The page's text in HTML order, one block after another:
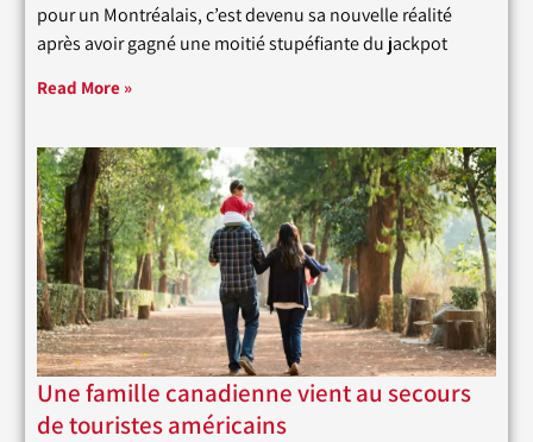
pour un Montréalais, c’est devenu sa nouvelle réalité
après avoir gagné une moitié stupéfiante du jackpot
Read More »
Une famille canadienne vient au secours
de touristes américains